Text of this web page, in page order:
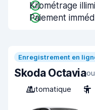
Kilométrage
Paiement
Enregistrement en
Skoda Octavia
Automatique
5